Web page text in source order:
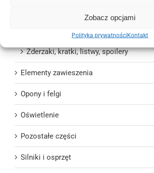
Zobacz opcjami
Polityka prywatnościKontakt
Wzmocnienia czołowe, pasy przednie,
Zderzaki, kratki, listwy, spoilery
Elementy zawieszenia
Opony i felgi
Oświetlenie
Pozostałe części
Silniki i osprzęt